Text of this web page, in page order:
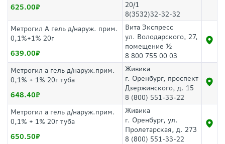
625.00
20/1
8(3532)32-32-32
Метрогил А гель д/наруж. прим.
0,1%+1% 20г
639.00
Вита Экспресс
ул. Володарского, 27,
помещение ½
8 800 755 00 03
Метрогил а гель д/наруж.прим.
0,1% + 1% 20г туба
648.40
Живика
г. Оренбург, проспект
Дзержинского, д. 15
8 (800) 551-33-22
Метрогил а гель д/наруж.прим.
0,1% + 1% 20г туба
650.50
Живика
г. Оренбург, ул.
Пролетарская, д. 273
8 (800) 551-33-22